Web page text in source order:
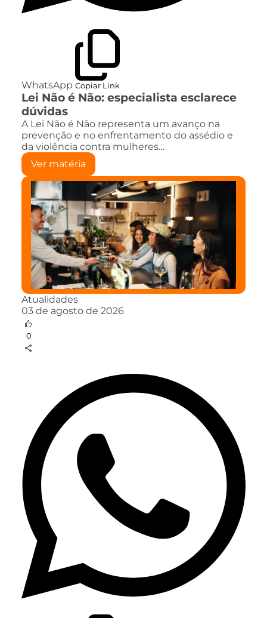
WhatsApp Copiar Link
Lei Não é Não: especialista esclarece
dúvidas
A Lei Não é Não representa um avanço na
prevenção e no enfrentamento do assédio e
da violência contra mulheres…
Ver matéria
Atualidades
03 de agosto de 2026
0